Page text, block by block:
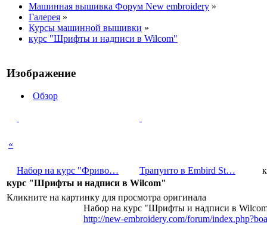
Машинная вышивка Форум New embroidery »
Галерея »
Курсы машинной вышивки »
курс "Шрифты и надписи в Wilcom"
Изображение
Обзор
«
Набор на курс "Фриво… Трапунто в Embird St…
курс "Шрифты и надписи в Wilcom"
Кликните на картинку для просмотра оригинала
Набор на курс "Шрифты и надписи в
http://new-embroidery.com/forum/